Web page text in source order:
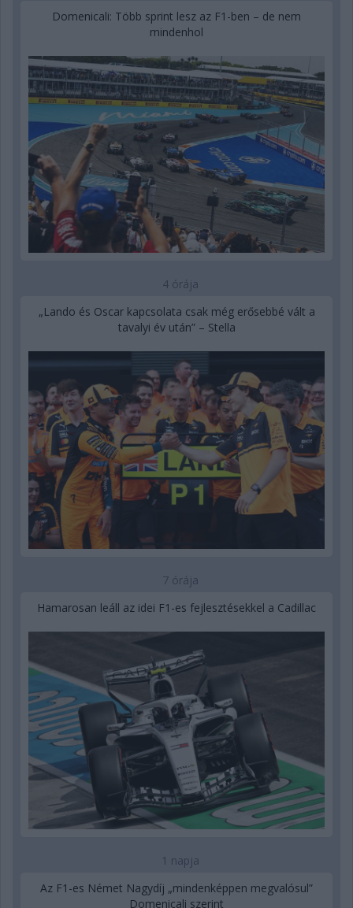
Domenicali: Több sprint lesz az F1-ben – de nem
mindenhol
4 órája
„Lando és Oscar kapcsolata csak még erősebbé vált a
tavalyi év után” – Stella
7 órája
Hamarosan leáll az idei F1-es fejlesztésekkel a Cadillac
1 napja
Az F1-es Német Nagydíj „mindenképpen megvalósul”
Domenicali szerint